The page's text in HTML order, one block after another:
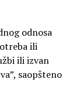
odnosa
ili
ili izvan
saopšteno